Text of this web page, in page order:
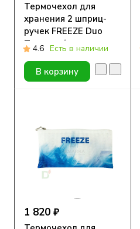
Термочехол для
хранения 2 шприц-
ручек FREEZE Duo
Тропики ( размер
105*190 мм)
4.6 Есть в наличии
В корзину
1 820 ₽